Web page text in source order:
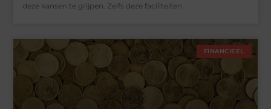
deze kansen te grijpen. Zelfs deze faciliteiten
FINANCIEEL